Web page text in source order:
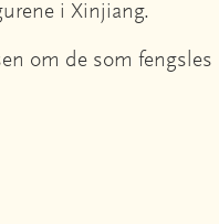
i Xinjiang.
om de som fengsles